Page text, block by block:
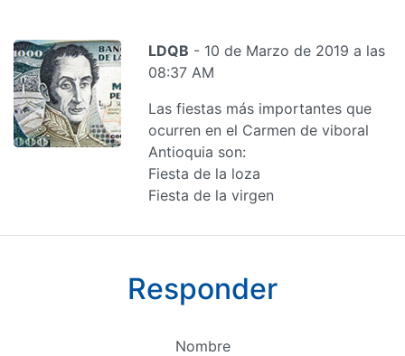
LDQB - 10 de Marzo de 2019 a las
08:37 AM
Las fiestas más importantes que
ocurren en el Carmen de viboral
Antioquia son:
Fiesta de la loza
Fiesta de la virgen
Responder
Nombre